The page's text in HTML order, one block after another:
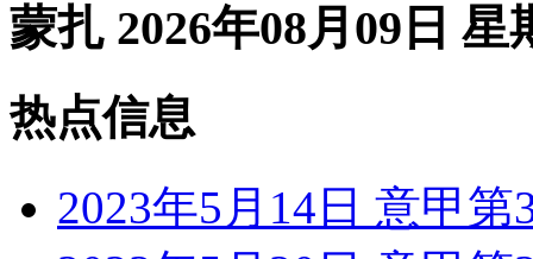
蒙扎 2026年08月09日 星
热点信息
2023年5月14日 意甲